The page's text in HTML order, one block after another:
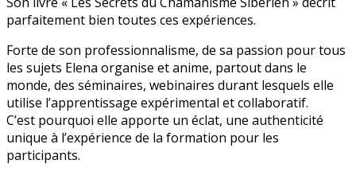
parfaitement bien toutes ces expériences.
Forte de son professionnalisme, de sa passion pour tous
les sujets Elena organise et anime, partout dans le
monde, des séminaires, webinaires durant lesquels elle
utilise l’apprentissage expérimental et collaboratif.
C’est pourquoi elle apporte un éclat, une authenticité
unique à l’expérience de la formation pour les
participants.